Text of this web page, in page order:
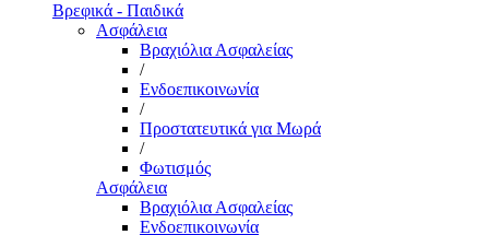
Βρεφικά - Παιδικά
Ασφάλεια
Βραχιόλια Ασφαλείας
/
Ενδοεπικοινωνία
/
Προστατευτικά για Μωρά
/
Φωτισμός
Ασφάλεια
Βραχιόλια Ασφαλείας
Ενδοεπικοινωνία